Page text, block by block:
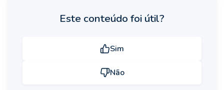
Este conteúdo foi útil?
Sim
Não